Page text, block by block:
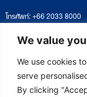
We value
We use cookies
serve
By clicking
โทรศัพท์: +66 2033 8000
เวลาทำการ: จันทร์ – ศุกร์
09:00 – 17:00 น.
ติดตามหนังสือหรือยื่นเอกส
saraban@eeco.or.th